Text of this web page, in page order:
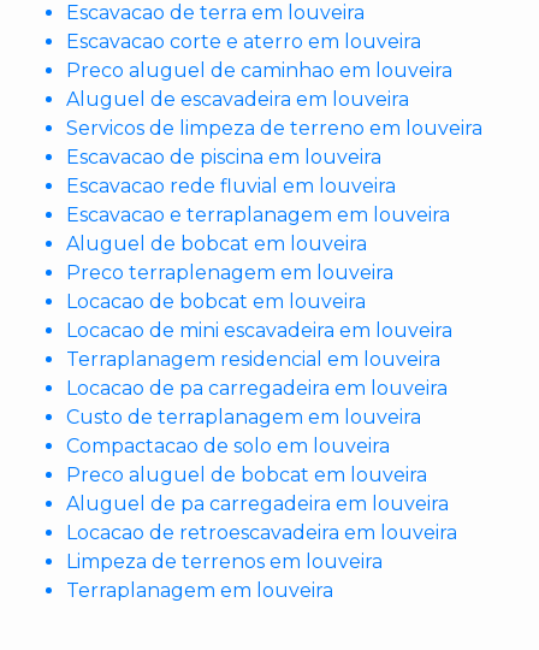
Escavacao de terra em louveira
Escavacao corte e aterro em louveira
Preco aluguel de caminhao em louveira
Aluguel de escavadeira em louveira
Servicos de limpeza de terreno em louveira
Escavacao de piscina em louveira
Escavacao rede fluvial em louveira
Escavacao e terraplanagem em louveira
Aluguel de bobcat em louveira
Preco terraplenagem em louveira
Locacao de bobcat em louveira
Locacao de mini escavadeira em louveira
Terraplanagem residencial em louveira
Locacao de pa carregadeira em louveira
Custo de terraplanagem em louveira
Compactacao de solo em louveira
Preco aluguel de bobcat em louveira
Aluguel de pa carregadeira em louveira
Locacao de retroescavadeira em louveira
Limpeza de terrenos em louveira
Terraplanagem em louveira